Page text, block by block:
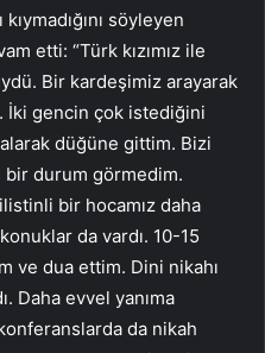
söyleyen
etti: “Türk kızımız ile
Bir kardeşimiz arayarak
İki gencin çok istediğini
düğüne gittim. Bizi
bir durum görmedim.
bir hocamız daha
da vardı. 10-15
ve dua ettim. Dini nikahı
Daha evvel yanıma
da nikah